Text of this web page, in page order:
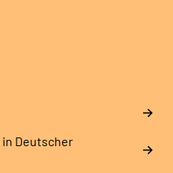
Deutscher